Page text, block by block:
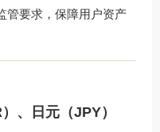
管要求，保障用户资产
、日元（JPY）